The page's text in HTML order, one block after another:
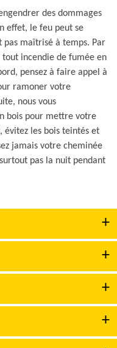
des dommages
effet, le feu peut se
pas maîtrisé à temps. Par
incendie de fumée en
pensez à faire appel à
ramoner votre
nous vous
bois pour mettre votre
évitez les bois teintés et
jamais votre cheminée
pas la nuit pendant